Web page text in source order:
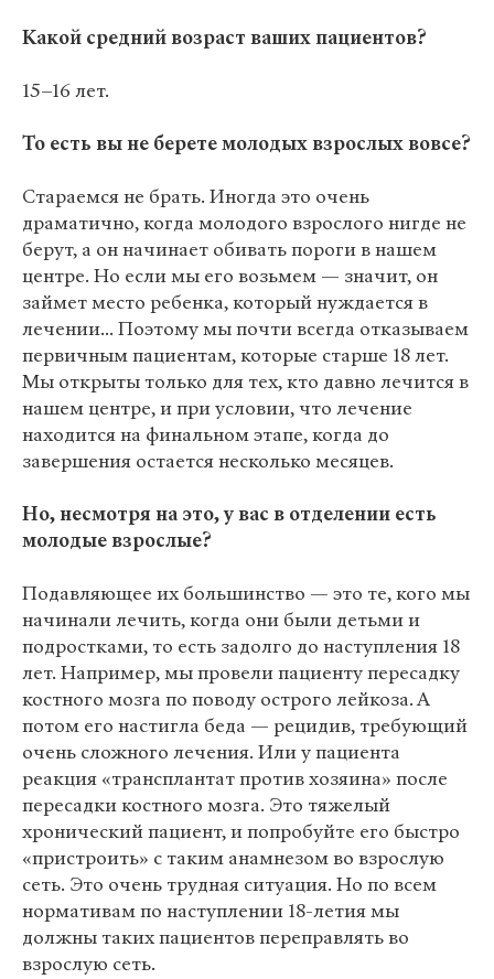
Какой средний возраст ваших пациентов?
15–16 лет.
То есть вы не берете молодых взрослых вовсе?
Cтараемся не брать. Иногда это очень
драматично, когда молодого взрослого нигде не
берут, а он начинает обивать пороги в нашем
центре. Но если мы его возьмем — значит, он
займет место ребенка, который нуждается в
лечении... Поэтому мы почти всегда отказываем
первичным пациентам, которые старше 18 лет.
Мы открыты только для тех, кто давно лечится в
нашем центре, и при условии, что лечение
находится на финальном этапе, когда до
завершения остается несколько месяцев.
Но, несмотря на это, у вас в отделении есть
молодые взрослые?
Подавляющее их большинство — это те, кого мы
начинали лечить, когда они были детьми и
подростками, то есть задолго до наступления 18
лет. Например, мы провели пациенту пересадку
костного мозга по поводу острого лейкоза. А
потом его настигла беда — рецидив, требующий
очень сложного лечения. Или у пациента
реакция «трансплантат против хозяина» после
пересадки костного мозга. Это тяжелый
хронический пациент, и попробуйте его быстро
«пристроить» с таким анамнезом во взрослую
сеть. Это очень трудная ситуация. Но по всем
нормативам по наступлении 18-летия мы
должны таких пациентов переправлять во
взрослую сеть.